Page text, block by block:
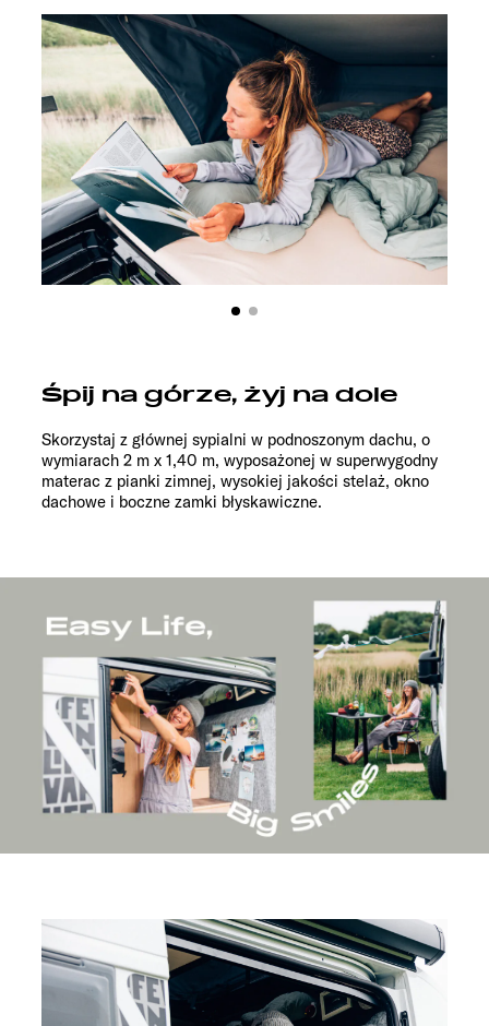
Śpij na górze, żyj na dole
Skorzystaj z głównej sypialni w podnoszonym dachu, o
wymiarach 2 m x 1,40 m, wyposażonej w superwygodny
materac z pianki zimnej, wysokiej jakości stelaż, okno
dachowe i boczne zamki błyskawiczne.